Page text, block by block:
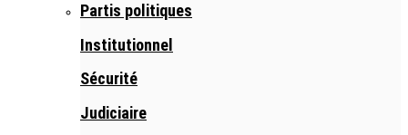
Partis politiques
Institutionnel
Sécurité
Judiciaire